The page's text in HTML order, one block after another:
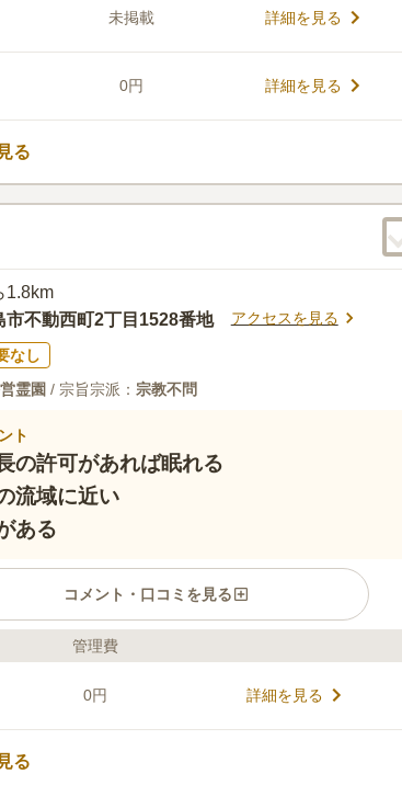
物が少なくて済みます。 駐車場は200台駐車できるので、
3.1 口コミ
口コミの続きを読む
未掲載 詳細を見る
0円 詳細を見る
る
1.8km
市不動西町2丁目1528番地
アクセスを見る
なし
霊園 / 宗旨宗派： 宗教不問
ト
の許可があれば眠れる
流域に近い
ある
コメント・口コミを見る
集部のコメント
にお住いの方や、市長の許可を得た方が眠ることができま
長の許可を得た方や、市外に転出した方は、市民の方を
に選定する必要があります。 市外にお住いの方の使用料
です。 休憩所や駐車場、そしてゴミ箱が設置されている
管理費
0円 詳細を見る
る